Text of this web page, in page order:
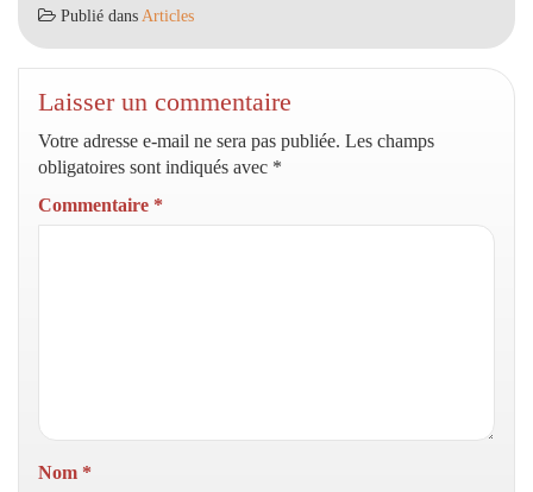
Publié dans Articles
Laisser un commentaire
Votre adresse e-mail ne sera pas publiée. Les champs
obligatoires sont indiqués avec *
Commentaire *
Nom *